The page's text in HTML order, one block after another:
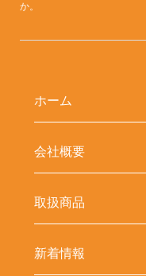
か。
ホーム
会社概要
取扱商品
新着情報